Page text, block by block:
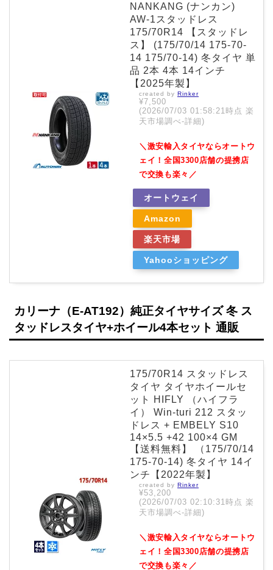
NANKANG (ナンカン)
AW-1スタッドレス
175/70R14 【スタッドレ
ス】 (175/70/14 175-70-
14 175/70-14) 冬タイヤ 単
品 2本 4本 14インチ
【2025年製】
created by Rinker
¥7,500
(2026/07/03 01:58:21時点 楽
天市場調べ-詳細)
＼激安輸入タイヤならオートウ
ェイ！全国3300店舗の提携店
で交換も楽々／
オートウェイ
Amazon
楽天市場
Yahooショッピング
カリーナ（E-AT192）純正タイヤサイズ 冬 ス
タッドレスタイヤ+ホイール4本セット 通販
175/70R14 スタッドレス
タイヤ タイヤホイールセ
ット HIFLY （ハイフラ
イ） Win-turi 212 スタッ
ドレス + EMBELY S10
14×5.5 +42 100×4 GM
【送料無料】 （175/70/14
175-70-14) 冬タイヤ 14イ
ンチ【2022年製】
created by Rinker
¥53,200
(2026/07/03 02:10:31時点 楽
天市場調べ-詳細)
＼激安輸入タイヤならオートウ
ェイ！全国3300店舗の提携店
で交換も楽々／